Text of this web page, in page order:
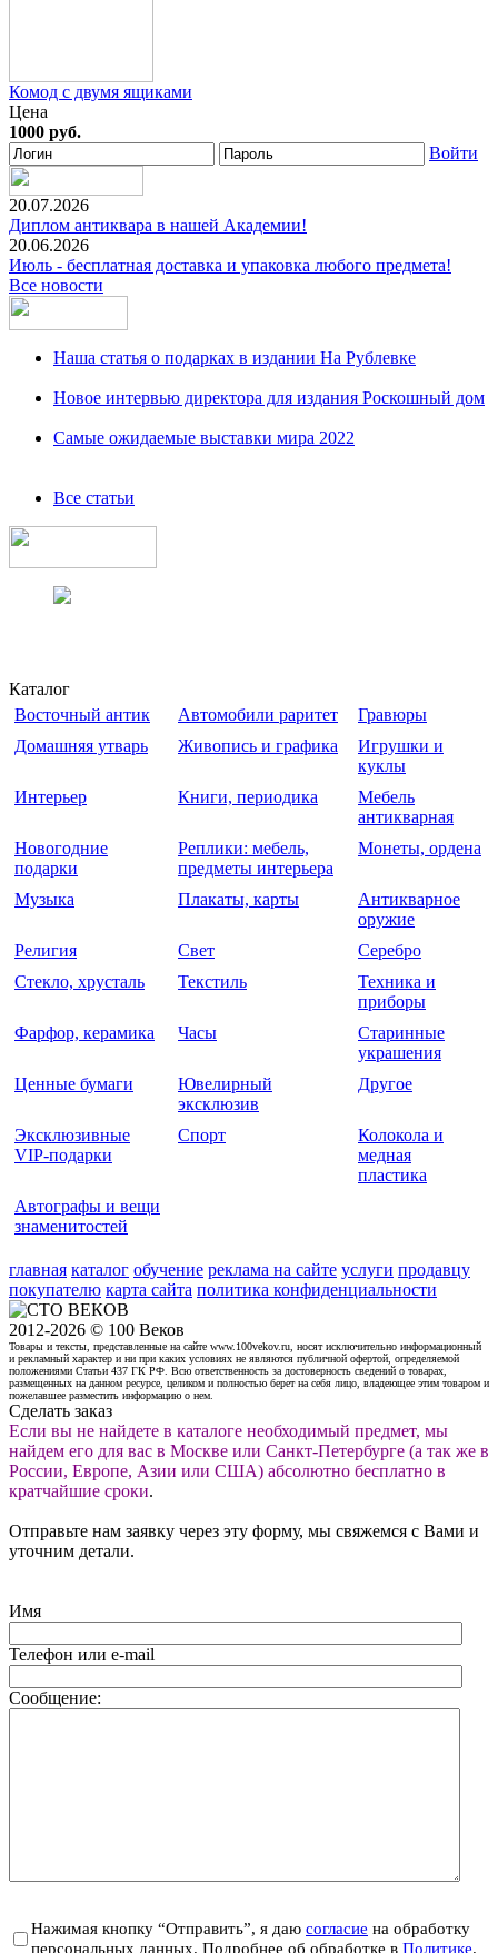
Комод с двумя ящиками
Цена
1000 руб.
Войти
20.07.2026
Диплом антиквара в нашей Академии!
20.06.2026
Июль - бесплатная доставка и упаковка любого предмета!
Все новости
Наша статья о подарках в издании На Рублевке
Новое интервью директора для издания Роскошный дом
Самые ожидаемые выставки мира 2022
Все статьи
Каталог
Восточный антик
Автомобили раритет
Гравюры
Домашняя утварь
Живопись и графика
Игрушки и
куклы
Интерьер
Книги, периодика
Мебель
антикварная
Новогодние
подарки
Реплики: мебель,
предметы интерьера
Монеты, ордена
Музыка Плакаты, карты
Антикварное
оружие
Религия
Свет
Серебро
Стекло, хрусталь
Текстиль
Техника и
приборы
Фарфор, керамика
Часы
Старинные
украшения
Ценные бумаги
Ювелирный
эксклюзив
Другое
Эксклюзивные
VIP-подарки
Спорт
Колокола и
медная
пластика
Автографы и вещи
знаменитостей
главная каталог обучение реклама на сайте услуги продавцу
покупателю карта сайта политика конфиденциальности
2012-2026 © 100 Веков
Товары и тексты, представленные на сайте www.100vekov.ru, носят исключительно информационный
и рекламный характер и ни при каких условиях не являются публичной офертой, определяемой
положениями Статьи 437 ГК РФ. Всю ответственность за достоверность сведений о товарах,
размещенных на данном ресурсе, целиком и полностью берет на себя лицо, владеющее этим товаром и
пожелавшее разместить информацию о нем.
Сделать заказ
Если вы не найдете в каталоге необходимый предмет, мы
найдем его для вас в Москве или Санкт-Петербурге (а так же в
России, Европе, Азии или США) абсолютно бесплатно в
кратчайшие сроки.
Отправьте нам заявку через эту форму, мы свяжемся с Вами и
уточним детали.
Имя
Телефон или e-mail
Сообщение:
Нажимая кнопку “Отправить”, я даю согласие на обработку
персональных данных. Подробнее об обработке в Политике.